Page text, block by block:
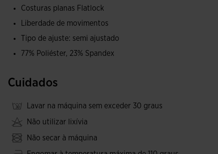
altamente respirável devido às perfurações VTS inseridas
evapore rapidamente.
tecnologia JOMA SPORTECH, que não adiciona peso extra
Costuras planas Flatlock
Liberdade de movimentos
Tipo de ajuste: semi ajustado
77% Poliéster, 23% Spandex
Cuidados
Lavar na máquina sem exceder 30 graus
Não utilizar lixívia
Não secar à máquina